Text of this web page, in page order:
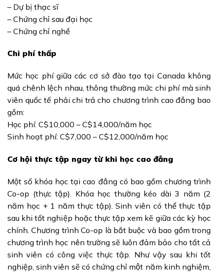
– Dự bị thạc sĩ
– Chứng chỉ sau đại học
– Chứng chỉ nghề
Chi phí thấp
Mức học phí giữa các cơ sở đào tạo tại Canada không
quá chênh lệch nhau, thông thường mức chi phí mà sinh
viên quốc tế phải chi trả cho chương trình cao đẳng bao
gồm:
Học phí: C$10,000 – C$14,000/năm học
Sinh hoạt phí: C$7,000 – C$12,000/năm học
Cơ hội thực tập ngay từ khi học cao đẳng
Một số khóa học tại cao đẳng có bao gồm chương trình
Co-op (thực tập). Khóa học thường kéo dài 3 năm (2
năm học + 1 năm thực tập). Sinh viên có thể thực tập
sau khi tốt nghiệp hoặc thực tập xem kẽ giữa các kỳ học
chính. Chương trình Co-op là bắt buộc và bao gồm trong
chương trình học nên trường sẽ luôn đảm bảo cho tất cả
sinh viên có công việc thực tập. Như vậy sau khi tốt
nghiệp, sinh viên sẽ có chứng chỉ một năm kinh nghiệm,